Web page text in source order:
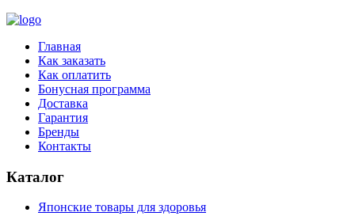
Главная
Как заказать
Как оплатить
Бонусная программа
Доставка
Гарантия
Бренды
Контакты
Каталог
Японские товары для здоровья